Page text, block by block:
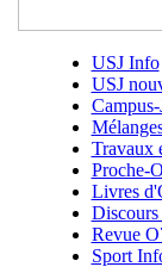
USJ Info
USJ
Campus-
Travaux
Proche-
Livres
Discours
Revue
Sport